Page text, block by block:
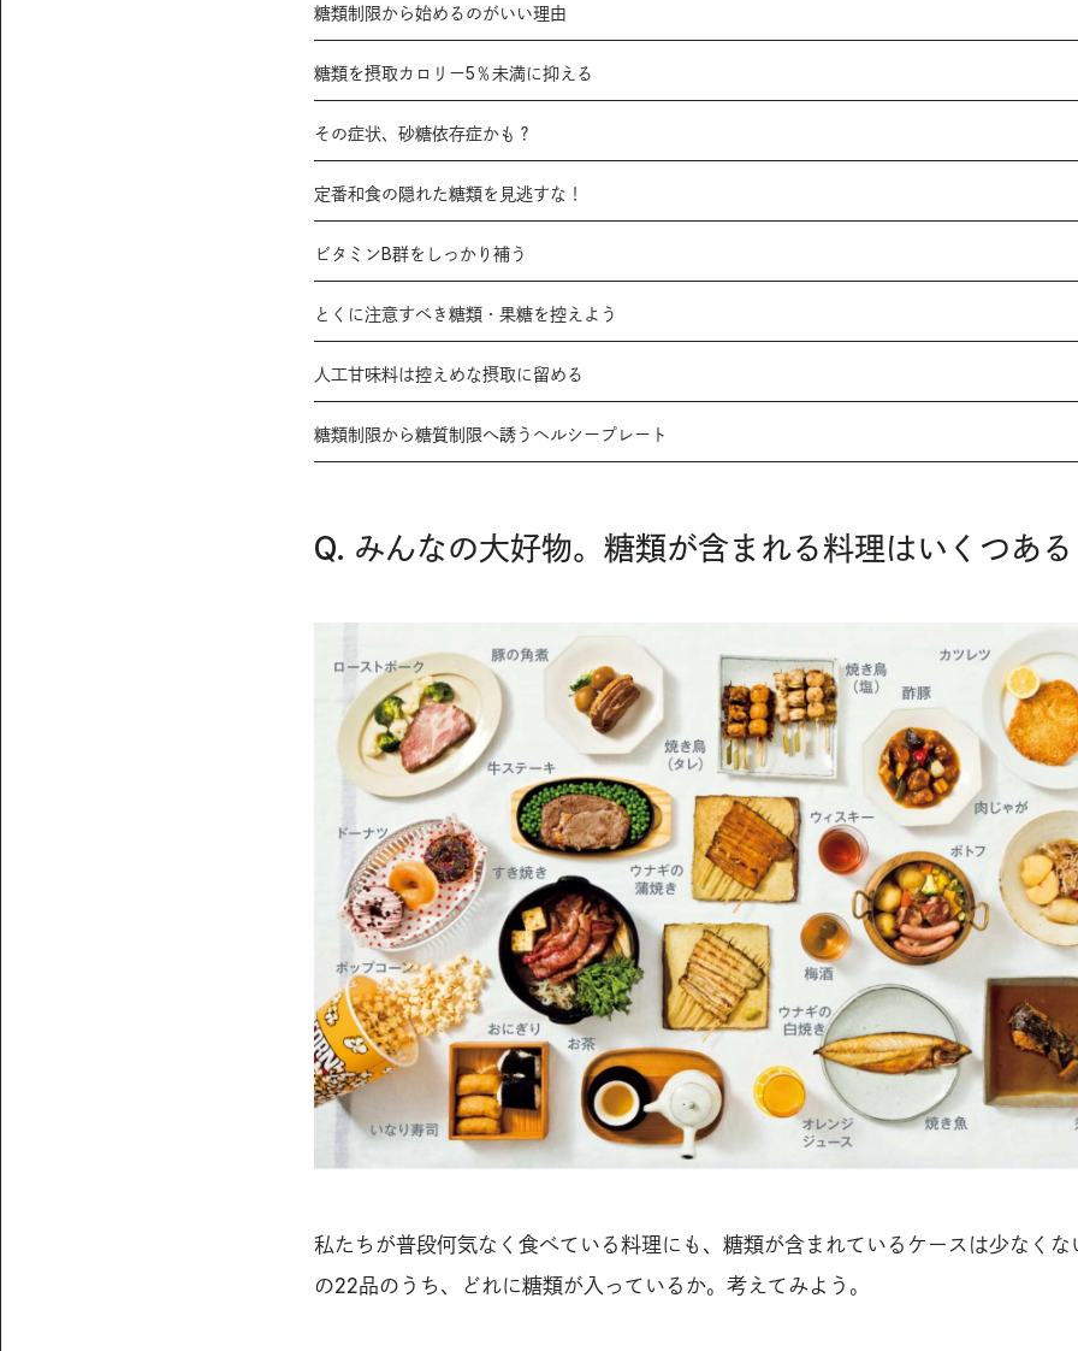
糖類制限から始めるのがいい理由
糖類を摂取カロリー5％未満に抑える
その症状、砂糖依存症かも？
定番和食の隠れた糖類を見逃すな！
ビタミンB群をしっかり補う
とくに注意すべき糖類・果糖を控えよう
人工甘味料は控えめな摂取に留める
糖類制限から糖質制限へ誘うヘルシープレート
Q. みんなの大好物。糖類が含まれる料理はいくつあ
私たちが普段何気なく食べている料理にも、糖類が含まれているケースは少なくな
の22品のうち、どれに糖類が入っているか。考えてみよう。